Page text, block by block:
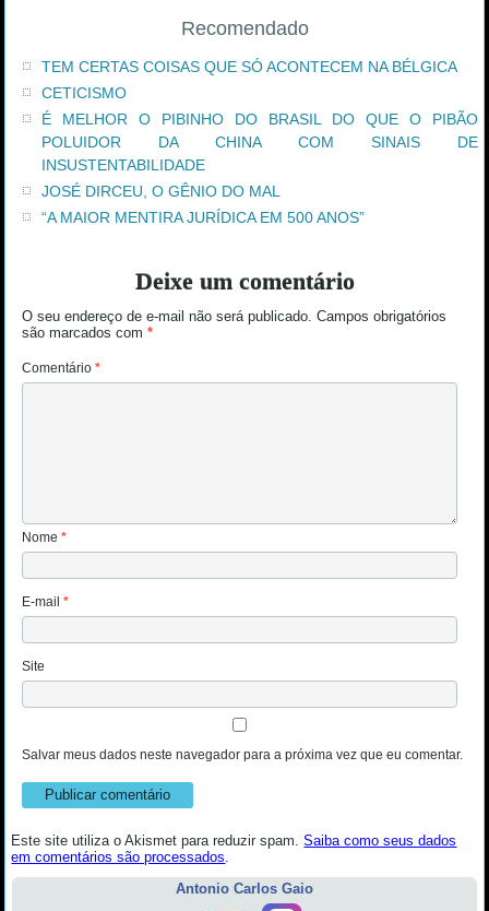
Recomendado
TEM CERTAS COISAS QUE SÓ ACONTECEM NA BÉLGICA
CETICISMO
É MELHOR O PIBINHO DO BRASIL DO QUE O PIBÃO
POLUIDOR DA CHINA COM SINAIS DE
INSUSTENTABILIDADE
JOSÉ DIRCEU, O GÊNIO DO MAL
“A MAIOR MENTIRA JURÍDICA EM 500 ANOS”
Deixe um comentário
O seu endereço de e-mail não será publicado. Campos obrigatórios
são marcados com*
Comentário*
Nome*
E-mail*
Site
Salvar meus dados neste navegador para a próxima vez que eu comentar.
Este site utiliza o Akismet para reduzir spam.Saiba como seus dados
em comentários são processados
Antonio Carlos Gaio